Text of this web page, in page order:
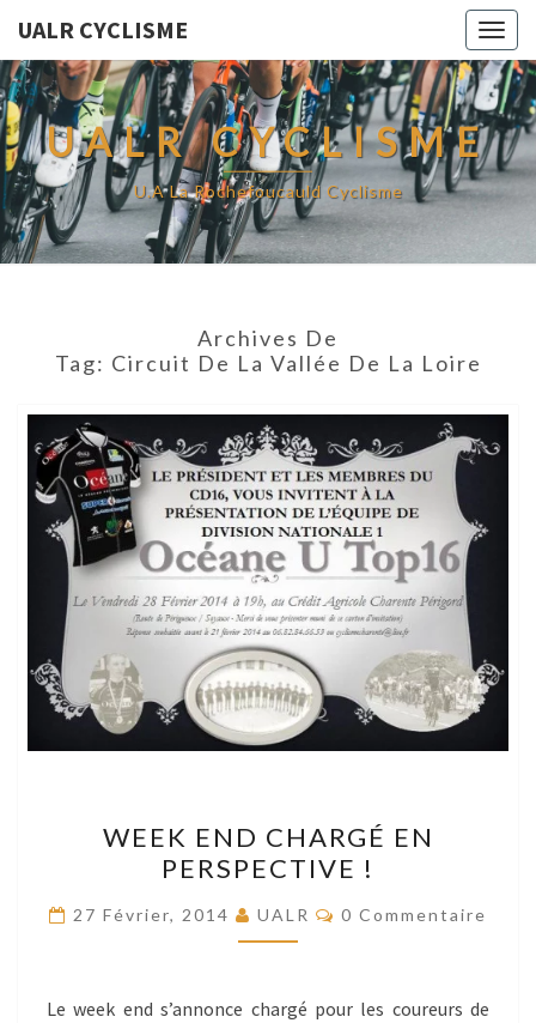
UALR CYCLISME
UALR CYCLISME
U.A La Rochefoucauld Cyclisme
Archives De
Tag: Circuit De La Vallée De La Loire
END
CHARGÉ
EN
PERSPECTIVE
WEEK END CHARGÉ EN
PERSPECTIVE !
27 Février, 2014 UALR Commentaires
0 Commentaire
Le week end s’annonce chargé pour les coureurs de